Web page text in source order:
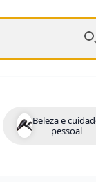
Beleza e
pessoal